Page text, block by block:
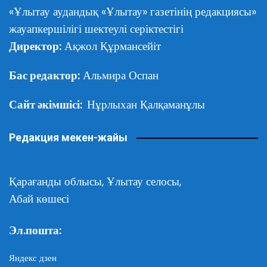
«Ұлытау аудандық «Ұлытау» газетінің редакциясы»
жауапкершілігі шектеулі серіктестігі
Директор: Ақжол Құрмансейіт
Бас редактор: Альмира Оспан
Сайт әкімшісі: Нұрлыхан Қалқаманұлы
Редакция мекен-жайы
Қарағанды облысы, Ұлытау селосы,
Абай көшесі
Эл.пошта:
Яндекс дзен